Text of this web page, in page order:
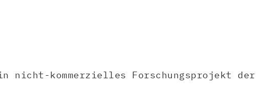
kommerzielles Forschungsprojekt der